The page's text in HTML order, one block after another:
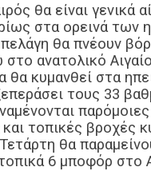
θα είναι
στα ορεινά των
θα πνέουν
ανατολικό
θα κυμανθεί στα
τους 33
τοπικές βροχές
θα
6 μποφόρ στο